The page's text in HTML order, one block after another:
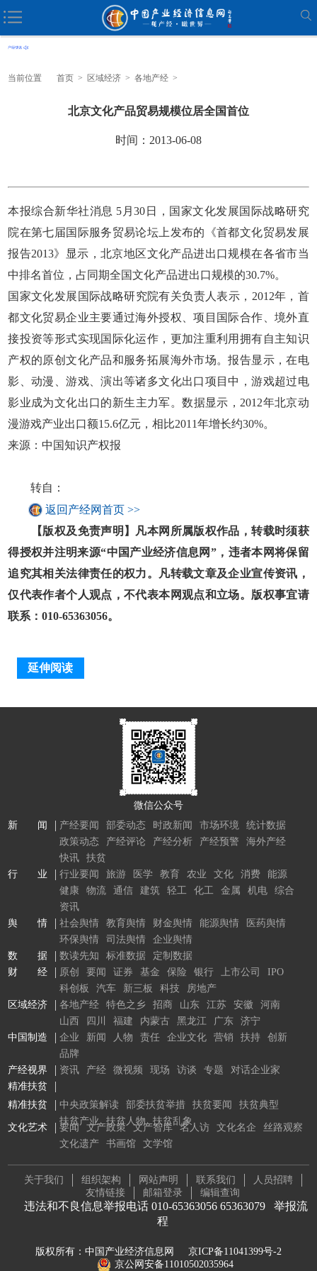
当前位置 首页 > 区域经济 > 各地产经 >
北京文化产品贸易规模位居全国首位
时间：2013-06-08
本报综合新华社消息 5月30日，国家文化发展国际战略研究
院在第七届国际服务贸易论坛上发布的《首都文化贸易发展
报告2013》显示，北京地区文化产品进出口规模在各省市当
中排名首位，占同期全国文化产品进出口规模的30.7%。
国家文化发展国际战略研究院有关负责人表示，2012年，首
都文化贸易企业主要通过海外授权、项目国际合作、境外直
接投资等形式实现国际化运作，更加注重利用拥有自主知识
产权的原创文化产品和服务拓展海外市场。报告显示，在电
影、动漫、游戏、演出等诸多文化出口项目中，游戏超过电
影业成为文化出口的新生主力军。数据显示，2012年北京动
漫游戏产业出口额15.6亿元，相比2011年增长约30%。
来源：中国知识产权报
转自：
返回产经网首页 >>
【版权及免责声明】凡本网所属版权作品，转载时须获
得授权并注明来源“中国产业经济信息网”，违者本网将保留
追究其相关法律责任的权力。凡转载文章及企业宣传资讯，
仅代表作者个人观点，不代表本网观点和立场。版权事宜请
联系：010-65363056。
延伸阅读
微信公众号
新 闻
产经要闻 部委动态 时政新闻 市场环境
统计数据
政策动态
产经评论 产经分析 产经预警
海外产经
快讯
扶贫
行 业
行业要闻 旅游 医学 教育 农业 文化 消费
能源
健康
物流 通信 建筑 轻工 化工 金属 机电
综合
资讯
舆 情
社会舆情 教育舆情 财金舆情 能源舆情
医药舆情
环保舆情
司法舆情
企业舆情
数 据
数读先知 标准数据
定制数据
财 经
原创 要闻 证券 基金 保险 银行 上市公司
IPO
科创板
汽车 新三板 科技
房地产
区域经济
各地产经 特色之乡 招商 山东 江苏 安徽
河南
山西
四川 福建 内蒙古 黑龙江 广东
济宁
中国制造
企业 新闻 人物 责任 企业文化 营销 扶持
创新
品牌
产经视界
资讯 产经 微视频 现场 访谈 专题
对话企业家
精准扶贫
文化艺术 要闻 文产政策 文产智库 名人访 文化名企
丝路观察
文化遗产
书画馆 文学馆
精准扶贫 中央政策解读 部委扶贫举措 扶贫要闻
扶贫典型
扶贫产业
扶贫人物 扶贫乱象
关于我们 组织架构 网站声明 联系我们
人员招聘
友情链接
邮箱登录 编辑查询
违法和不良信息举报电话 010-65363056 65363079 举报流
程
版权所有：中国产业经济信息网
京ICP备11041399号-2
京公网安备11010502035964